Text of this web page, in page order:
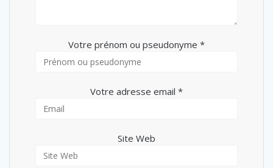
Votre prénom ou pseudonyme *
Votre adresse email *
Site Web